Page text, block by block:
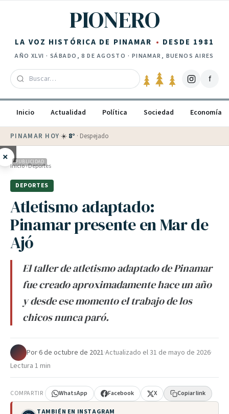
PIONERO
LA VOZ HISTÓRICA DE PINAMAR DESDE 1981
AÑO XLVI · SÁBADO, 8 DE AGOSTO · PINAMAR, BUENOS AIRES
f
Inicio Actualidad Política Sociedad Economía
PINAMAR HOY·💵 Dólar blue$1525
× PUBLICIDAD
Inicio›Deportes
DEPORTES
Atletismo adaptado:
Pinamar presente en Mar de
Ajó
El taller de atletismo adaptado de Pinamar
fue creado aproximadamente hace un año
y desde ese momento el trabajo de los
chicos nunca paró.
Por·6 de octubre de 2021·Actualizado el31 de mayo de 2026·
Lectura 1 min
COMPARTIR WhatsApp Facebook X Copiar link
TAMBIÉN EN INSTAGRAM